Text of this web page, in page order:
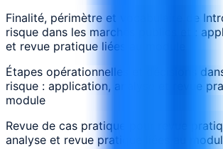
Finalité, périmètre et vocabulaire de
risque dans les marchés publics et :
et revue pratique liées au module
Étapes opérationnelles et décisions
risque : application, analyse et revue
module
Revue de cas pratique pour revue
analyse et revue pratique liées au